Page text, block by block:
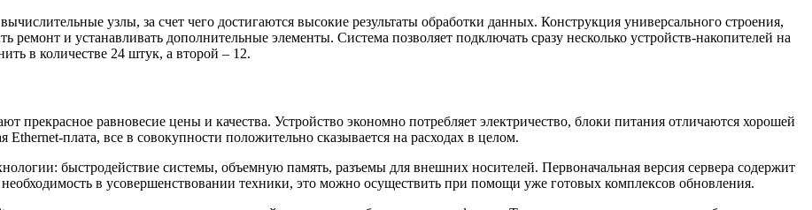
узлы, за счет чего достигаются высокие результаты обработки данных. Конструкция универсального строения,
ремонт и устанавливать дополнительные элементы. Система позволяет подключать сразу несколько устройств-накопителей на
в количестве 24 штук, а второй – 12.
прекрасное равновесие цены и качества. Устройство экономно потребляет электричество, блоки питания отличаются хорошей
плата, все в совокупности положительно сказывается на расходах в целом.
быстродействие системы, объемную память, разъемы для внешних носителей. Первоначальная версия сервера содержит
в усовершенствовании техники, это можно осуществить при помощи уже готовых комплексов обновления.